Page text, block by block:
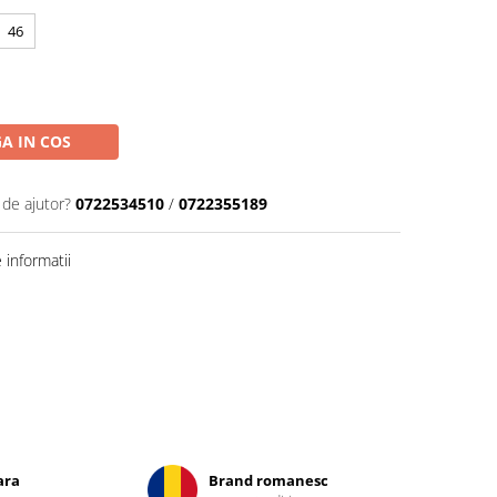
46
IN COS
ajutor? 0722534510 / 0722355189
informatii
Brand romanesc